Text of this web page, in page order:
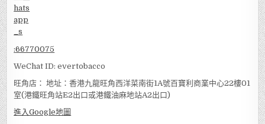
:66770075
WeChat ID: evertobacco
旺角店： 地址：香港九龍旺角西洋菜南街1A號百寶利商業中心22樓01
室(港鐵旺角站E2出口或港鐵油麻地站A2出口)
進入Google地圖